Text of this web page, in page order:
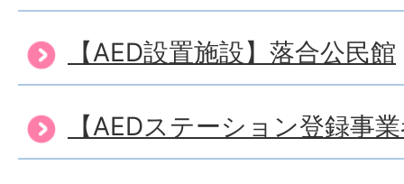
【AED設置施設】落合公民館
【AEDステーション登録事